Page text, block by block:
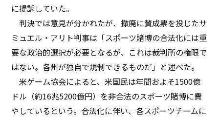
に提訴していた。
判決では意見が分かれたが、撤廃に賛成票を投じたサ
ミュエル・アリト判事は「スポーツ賭博の合法化には重
要な政治的選択が必要となるが、これは裁判所の権限で
はない。各州が独自で規制できるものだ」と述べた。
米ゲーム協会によると、米国民は年間およそ1500億
ドル（約16兆5200億円）を非合法のスポーツ賭博に費
やしているという。合法化に伴い、各スポーツチームに